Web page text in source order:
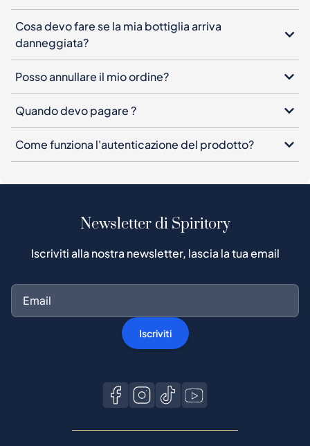
Cosa devo fare se la mia bottiglia arriva
danneggiata?
Posso annullare il mio ordine?
Quando devo pagare ?
Come funziona l'autenticazione del prodotto?
Newsletter di Spiritory
Iscriviti alla nostra newsletter, lascia la tua email
Iscriviti